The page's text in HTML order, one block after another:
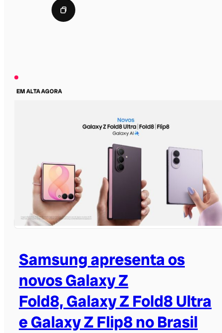
EM ALTA AGORA
Samsung apresenta os
novos Galaxy Z
Fold8, Galaxy Z Fold8 Ultra
e Galaxy Z Flip8 no Brasil